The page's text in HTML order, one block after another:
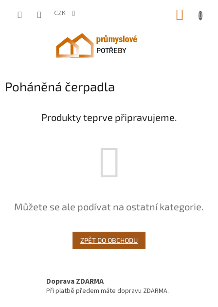
CZK
Poháněná čerpadla
Produkty teprve připravujeme.
Můžete se ale podívat na ostatní kategorie.
ZPĚT DO OBCHODU
Doprava ZDARMA
Při platbě předem máte dopravu ZDARMA.